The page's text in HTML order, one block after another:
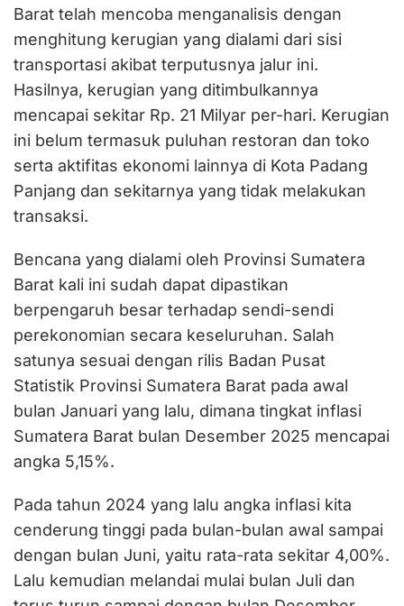
Barat telah mencoba menganalisis dengan
menghitung kerugian yang dialami dari sisi
transportasi akibat terputusnya jalur ini.
Hasilnya, kerugian yang ditimbulkannya
mencapai sekitar Rp. 21 Milyar per-hari. Kerugian
ini belum termasuk puluhan restoran dan toko
serta aktifitas ekonomi lainnya di Kota Padang
Panjang dan sekitarnya yang tidak melakukan
transaksi.
Bencana yang dialami oleh Provinsi Sumatera
Barat kali ini sudah dapat dipastikan
berpengaruh besar terhadap sendi-sendi
perekonomian secara keseluruhan. Salah
satunya sesuai dengan rilis Badan Pusat
Statistik Provinsi Sumatera Barat pada awal
bulan Januari yang lalu, dimana tingkat inflasi
Sumatera Barat bulan Desember 2025 mencapai
angka 5,15%.
Pada tahun 2024 yang lalu angka inflasi kita
cenderung tinggi pada bulan-bulan awal sampai
dengan bulan Juni, yaitu rata-rata sekitar 4,00%.
Lalu kemudian melandai mulai bulan Juli dan